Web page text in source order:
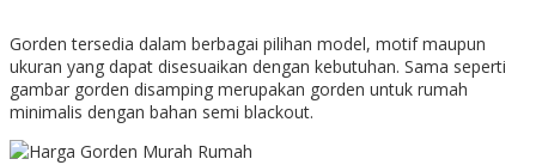
Gorden tersedia dalam berbagai pilihan model, motif maupun
ukuran yang dapat disesuaikan dengan kebutuhan. Sama seperti
gambar gorden disamping merupakan gorden untuk rumah
minimalis dengan bahan semi blackout.